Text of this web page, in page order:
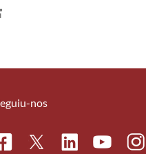
nos
FacebookTwitterLinkedinYoutube